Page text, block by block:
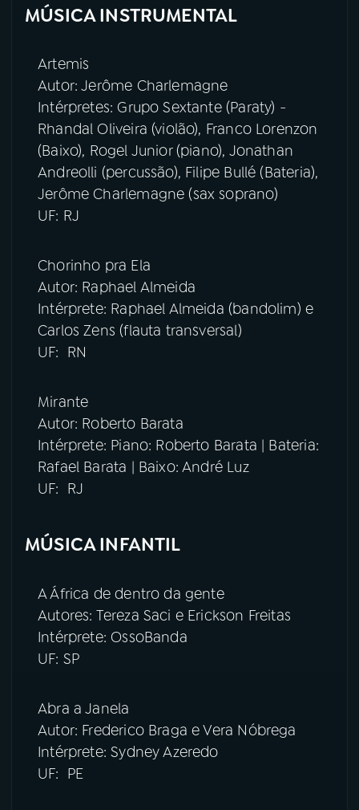
MÚSICA INSTRUMENTAL
Artemis
Autor: Jerôme Charlemagne
Intérpretes: Grupo Sextante (Paraty) -
Rhandal Oliveira (violão), Franco Lorenzon
(Baixo), Rogel Junior (piano), Jonathan
Andreolli (percussão), Filipe Bullé (Bateria),
Jerôme Charlemagne (sax soprano)
UF: RJ
Chorinho pra Ela
Autor: Raphael Almeida
Intérprete: Raphael Almeida (bandolim) e
Carlos Zens (flauta transversal)
UF: RN
Mirante
Autor: Roberto Barata
Intérprete: Piano: Roberto Barata | Bateria:
Rafael Barata | Baixo: André Luz
UF: RJ
MÚSICA INFANTIL
A África de dentro da gente
Autores: Tereza Saci e Erickson Freitas
Intérprete: OssoBanda
UF: SP
Abra a Janela
Autor: Frederico Braga e Vera Nóbrega
Intérprete: Sydney Azeredo
UF: PE